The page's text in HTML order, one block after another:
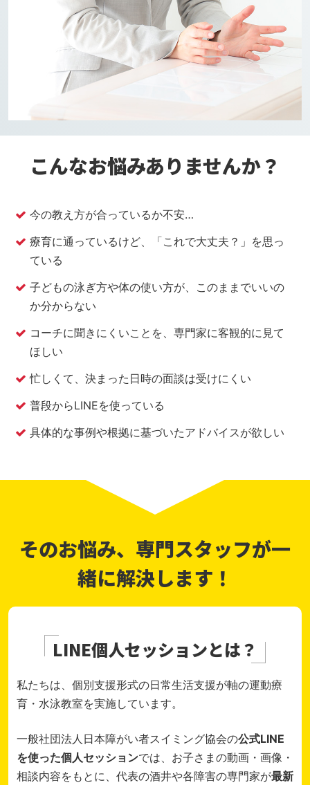
こんなお悩みありませんか？
今の教え方が合っているか不安…
療育に通っているけど、「これで大丈夫？」を思っ
ている
子どもの泳ぎ方や体の使い方が、このままでいいの
か分からない
コーチに聞きにくいことを、専門家に客観的に見て
ほしい
忙しくて、決まった日時の面談は受けにくい
普段からLINEを使っている
具体的な事例や根拠に基づいたアドバイスが欲しい
そのお悩み、専門スタッフが一
緒に解決します！
LINE個人セッションとは？
私たちは、個別支援形式の日常生活支援が軸の運動療
育・水泳教室を実施しています。
一般社団法人日本障がい者スイミング協会の公式LINE
を使った個人セッションでは、 お子さまの動画・画像・
相談内容をもとに、代表の酒井や各障害の専門家が最新